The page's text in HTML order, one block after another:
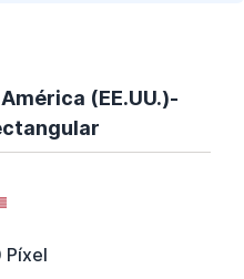
(EE.UU.)-
Píxel